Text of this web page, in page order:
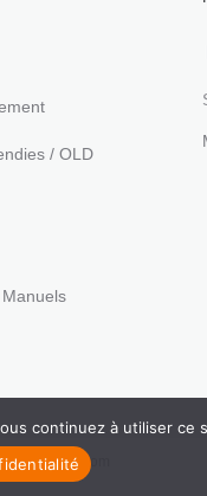
/ OLD
continuez à utiliser